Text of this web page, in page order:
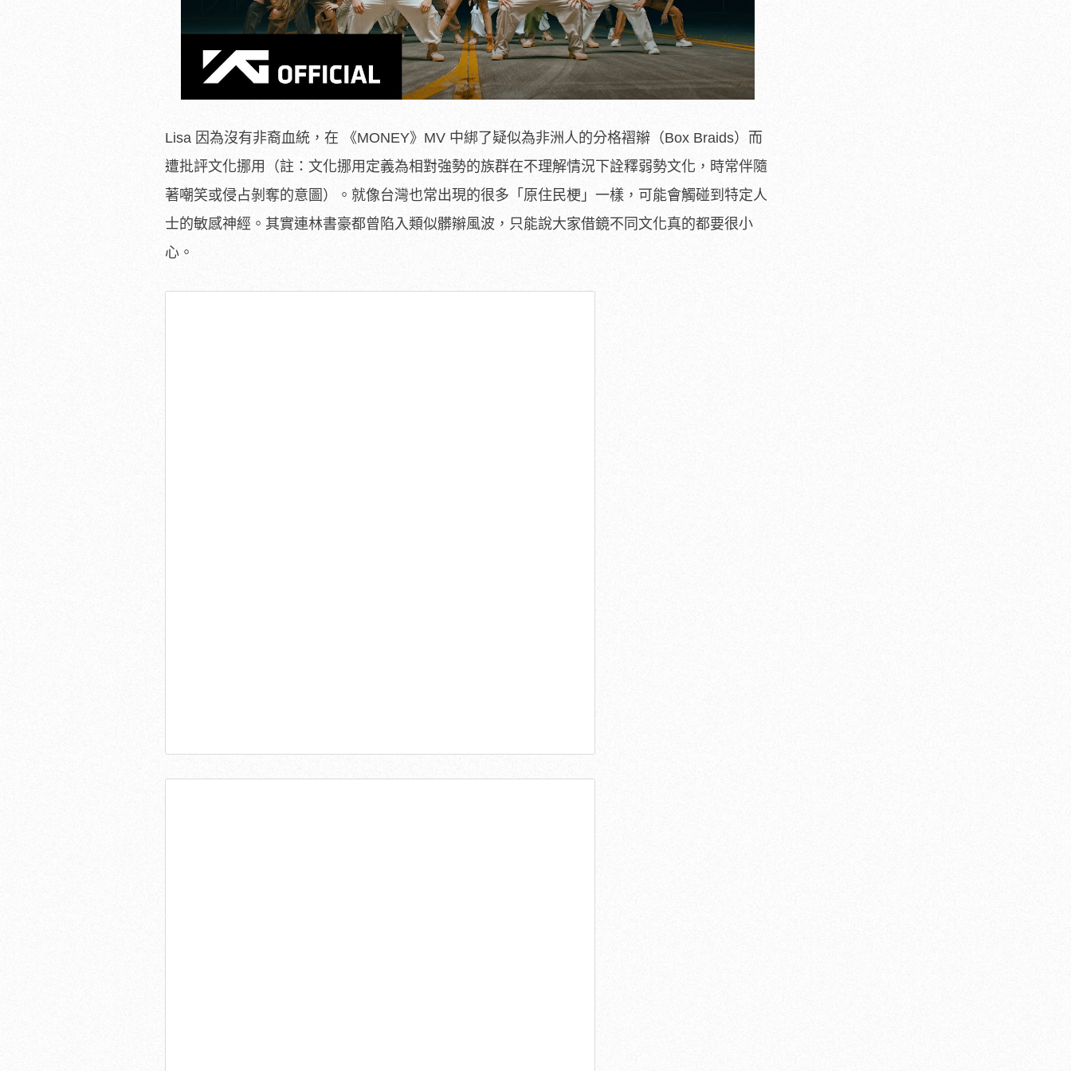
Lisa 因為沒有非裔血統，在 《MONEY》MV 中綁了疑似為非洲人的分格褶辮（Box Braids）而
遭批評文化挪用（註：文化挪用定義為相對強勢的族群在不理解情況下詮釋弱勢文化，時常伴隨
著嘲笑或侵占剝奪的意圖）。就像台灣也常出現的很多「原住民梗」一樣，可能會觸碰到特定人
士的敏感神經。其實連林書豪都曾陷入類似髒辮風波，只能說大家借鏡不同文化真的都要很小
心。